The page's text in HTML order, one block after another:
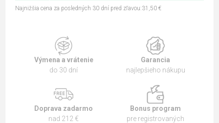
Najnižšia cena za posledných 30 dní pred zľavou:31,50 €
Výmena a vrátenie
do 30 dní
Garancia
najlepšieho nákupu
Doprava zadarmo
nad 212 €
Bonus program
pre registrovaných